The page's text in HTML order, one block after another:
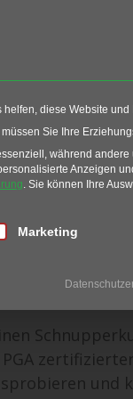
und
diese Website
Sie Ihre
während
Anzeigen
. Sie können Ihre
kann. Die
Marketing